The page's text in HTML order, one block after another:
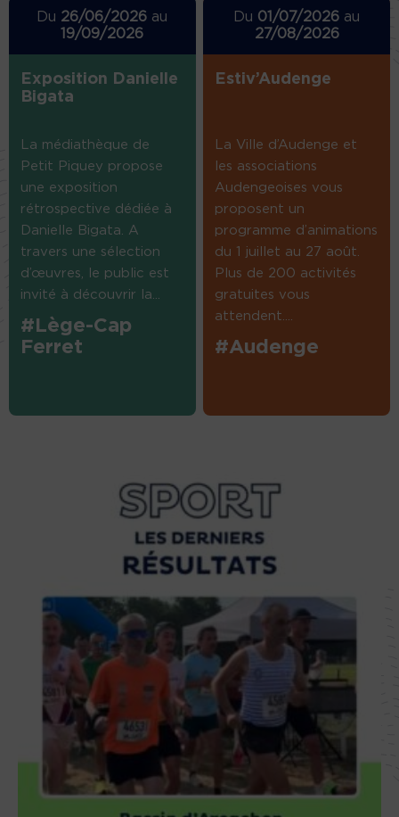
Du 26/06/2026 au
19/09/2026
Exposition Danielle
Bigata
La médiathèque de
Petit Piquey propose
une exposition
rétrospective dédiée à
Danielle Bigata. A
travers une sélection
d’œuvres, le public est
invité à découvrir la...
#Lège-Cap
Ferret
Du 01/07/2026 au
27/08/2026
Estiv’Audenge
La Ville d’Audenge et
les associations
Audengeoises vous
proposent un
programme d’animations
du 1 juillet au 27 août.
Plus de 200 activités
gratuites vous
attendent....
#Audenge